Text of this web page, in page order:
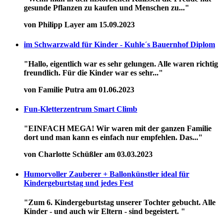
gesunde Pflanzen zu kaufen und Menschen zu..."
von Philipp Layer am 15.09.2023
im Schwarzwald für Kinder - Kuhle´s Bauernhof Diplom
"Hallo, eigentlich war es sehr gelungen. Alle waren richtig
freundlich. Für die Kinder war es sehr..."
von Familie Putra am 01.06.2023
Fun-Kletterzentrum Smart Climb
"EINFACH MEGA! Wir waren mit der ganzen Familie
dort und man kann es einfach nur empfehlen. Das..."
von Charlotte Schüßler am 03.03.2023
Humorvoller Zauberer + Ballonkünstler ideal für
Kindergeburtstag und jedes Fest
"Zum 6. Kindergeburtstag unserer Tochter gebucht. Alle
Kinder - und auch wir Eltern - sind begeistert. "